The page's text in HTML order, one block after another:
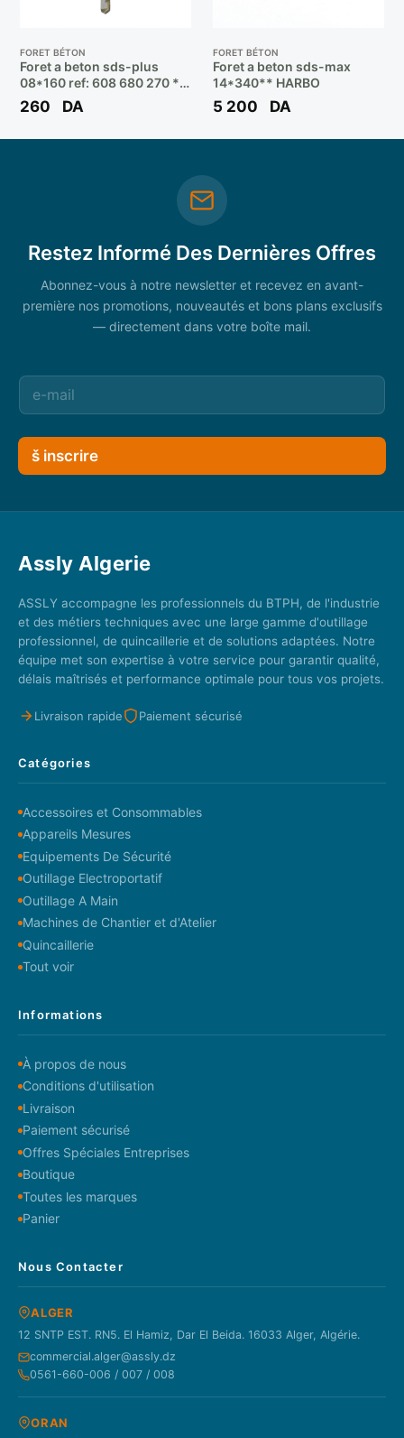
FORET BÉTON
Foret a beton sds-plus
08*160 ref: 608 680 270 **
BOSCH
260 DA
FORET BÉTON
Foret a beton sds-max
14*340** HARBO
5 200 DA
Restez Informé Des Dernières Offres
Abonnez-vous à notre newsletter et recevez en avant-
première nos promotions, nouveautés et bons plans exclusifs
— directement dans votre boîte mail.
š inscrire
Assly Algerie
ASSLY accompagne les professionnels du BTPH, de l'industrie
et des métiers techniques avec une large gamme d'outillage
professionnel, de quincaillerie et de solutions adaptées. Notre
équipe met son expertise à votre service pour garantir qualité,
délais maîtrisés et performance optimale pour tous vos projets.
Livraison rapide Paiement sécurisé
Catégories
Accessoires et Consommables
Appareils Mesures
Equipements De Sécurité
Outillage Electroportatif
Outillage A Main
Machines de Chantier et d'Atelier
Quincaillerie
Tout voir
Informations
À propos de nous
Conditions d'utilisation
Livraison
Paiement sécurisé
Offres Spéciales Entreprises
Boutique
Toutes les marques
Panier
Nous Contacter
ALGER
12 SNTP EST. RN5. El Hamiz, Dar El Beida. 16033 Alger, Algérie.
commercial.alger@assly.dz
0561-660-006 / 007 / 008
ORAN